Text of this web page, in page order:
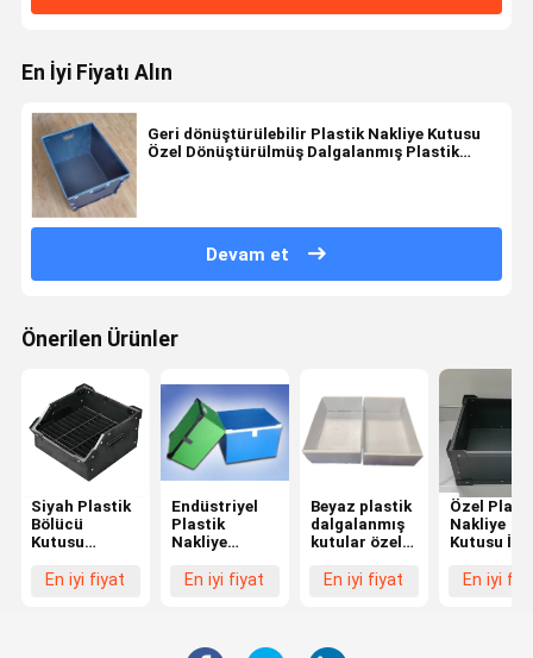
En İyi Fiyatı Alın
Geri dönüştürülebilir Plastik Nakliye Kutusu
Özel Dönüştürülmüş Dalgalanmış Plastik
Devam et
Önerilen Ürünler
Siyah Plastik
Bölücü
Kutusu
dayanıklı
En iyi fiyat
Endüstriyel
Plastik
Nakliye
Yeşil Oluklu
En iyi fiyat
Beyaz plastik
dalgalanmış
kutular özel
plastik
En iyi fiyat
Özel
Nakliye
Kutusu İyi
Siyah
En iyi